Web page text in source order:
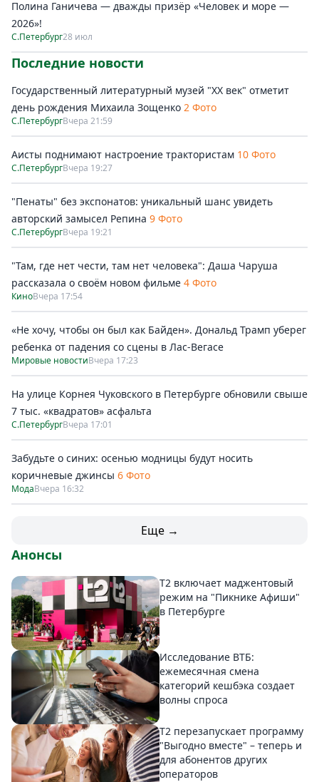
Полина Ганичева — дважды призёр «Человек и море —
2026»!
С.Петербург28 июл
Последние новости
Государственный литературный музей "ХХ век" отметит
день рождения Михаила Зощенко 2 Фото
С.ПетербургВчера 21:59
Аисты поднимают настроение трактористам 10 Фото
С.ПетербургВчера 19:27
"Пенаты" без экспонатов: уникальный шанс увидеть
авторский замысел Репина 9 Фото
С.ПетербургВчера 19:21
"Там, где нет чести, там нет человека": Даша Чаруша
рассказала о своём новом фильме 4 Фото
КиноВчера 17:54
«Не хочу, чтобы он был как Байден». Дональд Трамп уберег
ребенка от падения со сцены в Лас-Вегасе
Мировые новостиВчера 17:23
На улице Корнея Чуковского в Петербурге обновили свыше
7 тыс. «квадратов» асфальта
С.ПетербургВчера 17:01
Забудьте о синих: осенью модницы будут носить
коричневые джинсы 6 Фото
МодаВчера 16:32
Еще →
Анонсы
Т2 включает маджентовый
режим на "Пикнике Афиши"
в Петербурге
Исследование ВТБ:
ежемесячная смена
категорий кешбэка создает
волны спроса
Т2 перезапускает программу
"Выгодно вместе" – теперь и
для абонентов других
операторов